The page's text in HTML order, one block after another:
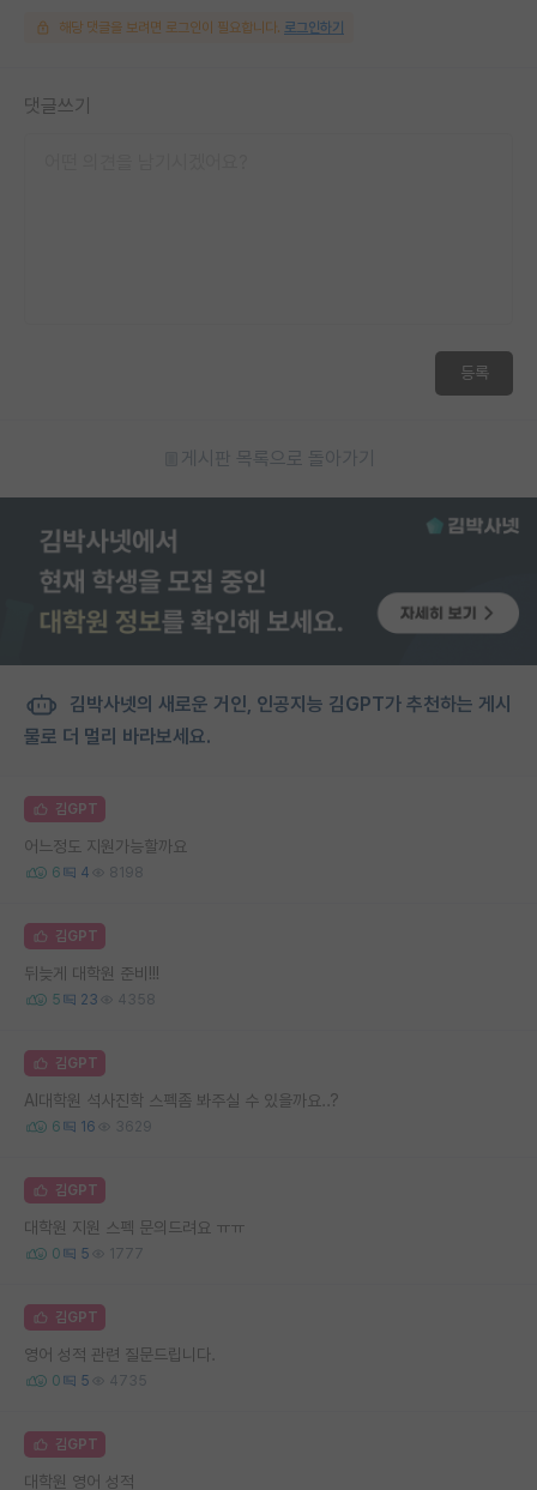
해당 댓글을 보려면 로그인이 필요합니다. 로그인하기
댓글쓰기
등록
게시판 목록으로 돌아가기
김박사넷의 새로운 거인, 인공지능 김GPT가 추천하는 게시
물로 더 멀리 바라보세요.
김GPT
어느정도 지원가능할까요
6 4 8198
김GPT
뒤늦게 대학원 준비!!!
5 23 4358
김GPT
AI대학원 석사진학 스펙좀 봐주실 수 있을까요..?
6 16 3629
김GPT
대학원 지원 스펙 문의드려요 ㅠㅠ
0 5 1777
김GPT
영어 성적 관련 질문드립니다.
0 5 4735
김GPT
대학원 영어 성적